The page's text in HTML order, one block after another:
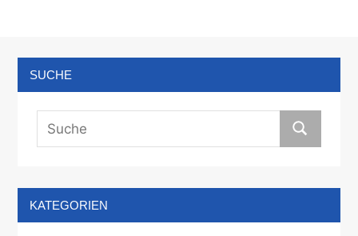
SUCHE
KATEGORIEN